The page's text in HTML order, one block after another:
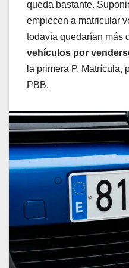
queda bastante.
empiecen a matricular
todavía quedarían más
vehículos por
la primera P. Matrícula,
PBB.